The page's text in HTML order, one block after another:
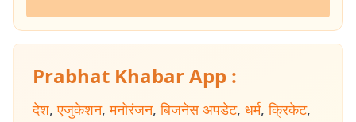
Prabhat Khabar App :
देश, एजुकेशन, मनोरंजन, बिजनेस अपडेट, धर्म, क्रिकेट,